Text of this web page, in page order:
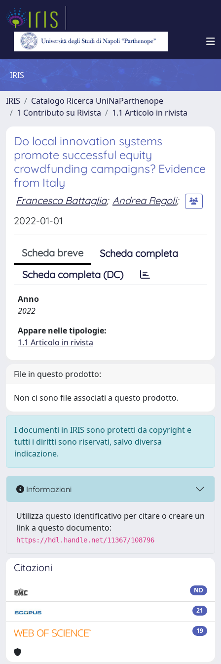
IRIS
IRIS
Catalogo Ricerca UniNaParthenope
1 Contributo su Rivista
1.1 Articolo in rivista
Do local innovation systems
promote successful equity
crowdfunding campaigns? Evidence
from Italy
Francesca Battaglia; Andrea Regoli;
2022-01-01
Scheda breve
Scheda completa
Scheda completa (DC)
Anno
2022
Appare nelle tipologie:
1.1 Articolo in rivista
File in questo prodotto:
Non ci sono file associati a questo prodotto.
I documenti in IRIS sono protetti da copyright e
tutti i diritti sono riservati, salvo diversa
indicazione.
Informazioni
Utilizza questo identificativo per citare o creare un
link a questo documento:
https://hdl.handle.net/11367/108796
Citazioni
ND
21
19